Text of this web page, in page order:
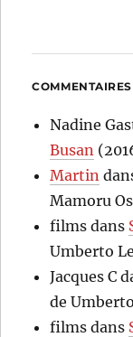
Nadine
Busan
Martin
Mamoru
films dans
Umberto
Jacques C
de
films dans